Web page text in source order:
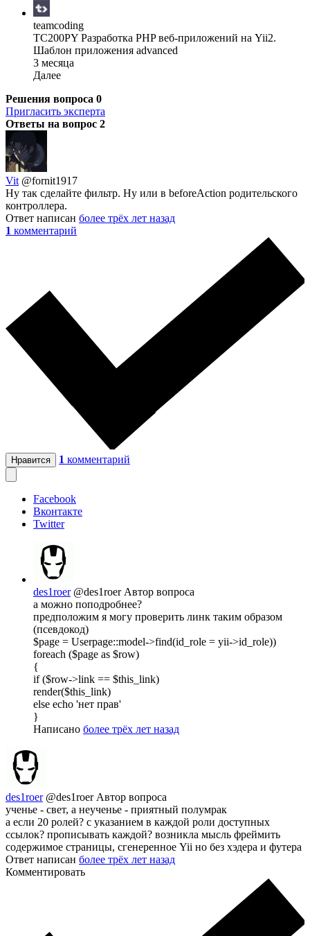
teamcoding
TC200PY Разработка PHP веб-приложений на Yii2.
Шаблон приложения advanced
3 месяца
Далее
Решения вопроса 0
Пригласить эксперта
Ответы на вопрос 2
Vit @fornit1917
Ну так сделайте фильтр. Ну или в beforeAction родительского
контроллера.
Ответ написан более трёх лет назад
1 комментарий
Нравится 1 комментарий
Facebook
Вконтакте
Twitter
des1roer @des1roer Автор вопроса
а можно поподробнее?
предположим я могу проверить линк таким образом
(псевдокод)
$page = Userpage::model->find(id_role = yii->id_role))
foreach ($page as $row)
{
if ($row->link == $this_link)
render($this_link)
else echo 'нет прав'
}
Написано более трёх лет назад
des1roer @des1roer Автор вопроса
ученье - свет, а неученье - приятный полумрак
а если 20 ролей? с указанием в каждой роли доступных
ссылок? прописывать каждой? возникла мысль фреймить
содержимое страницы, сгенеренное Yii но без хэдера и футера
Ответ написан более трёх лет назад
Комментировать